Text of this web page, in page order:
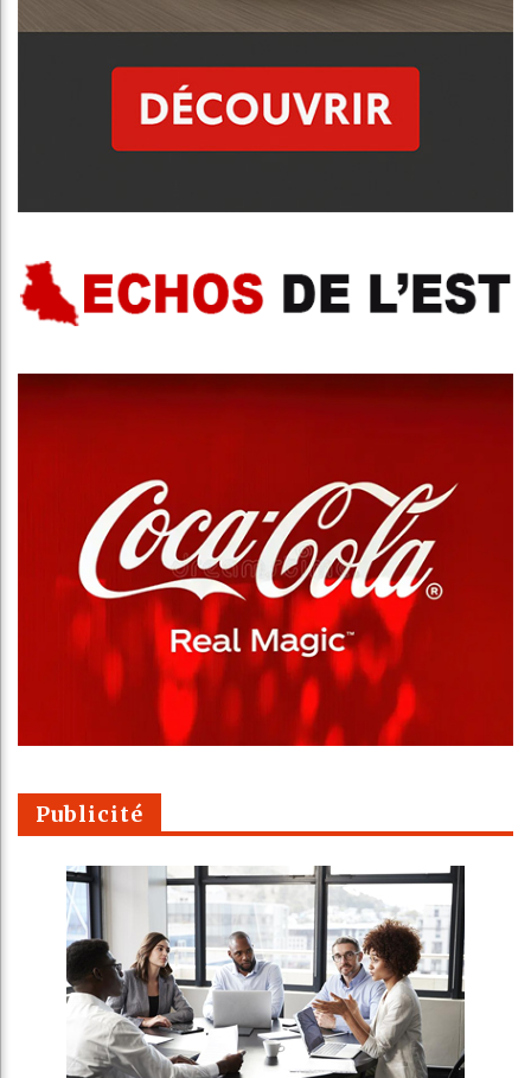
Publicité